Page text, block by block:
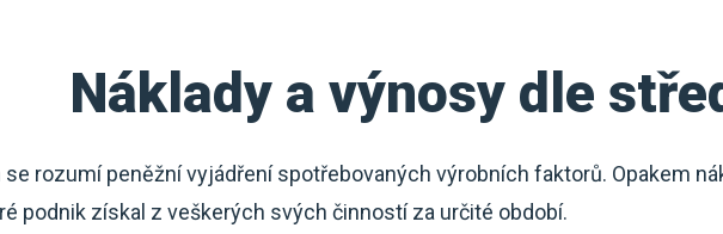
Náklady a výnosy dle
se rozumí peněžní vyjádření spotřebovaných výrobních faktorů. Opakem
podnik získal z veškerých svých činností za určité období.